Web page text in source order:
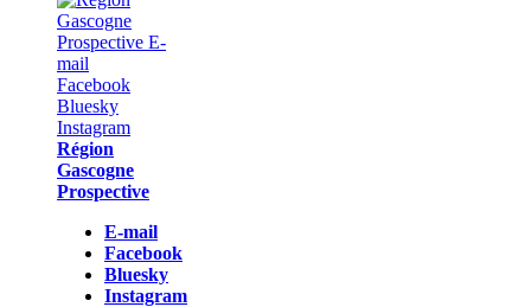
Région
Gascogne
Prospective
E-mail
Facebook
Bluesky
Instagram